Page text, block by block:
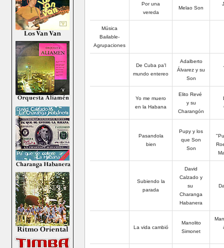
Por una
vereda
Melao Son
Música
Bailable-
Agrupaciones
De Cuba pa'l
mundo entereo
Adalberto
Álvarez y su
Son
Yo me muero
en la Habana
Elito Revé
y su
Charangón
Pasandola
bien
Pupy y los
que Son
Son
Subiendo la
parada
David
Calzado y
su
Charanga
Habanera
La vida cambió
Manolito
Simonet